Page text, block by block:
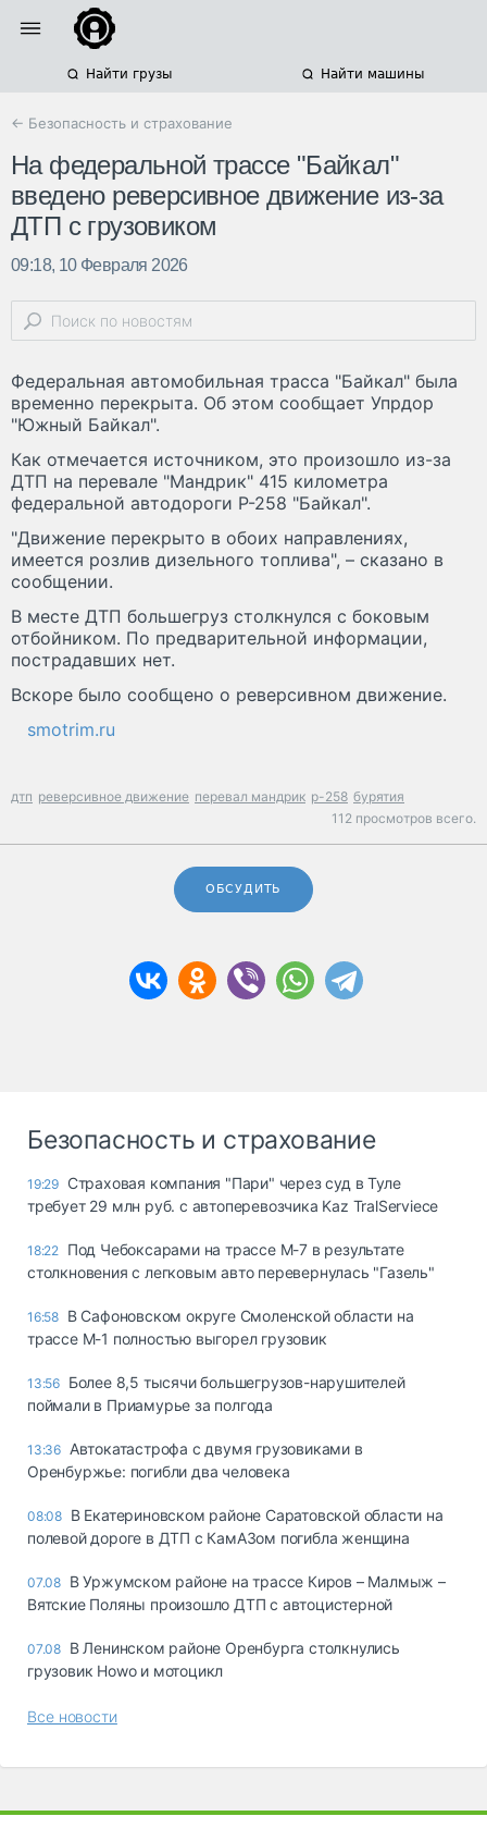
Найти грузы Найти машины
← Безопасность и страхование
На федеральной трассе "Байкал"
введено реверсивное движение из-за
ДТП с грузовиком
09:18, 10 Февраля 2026
Федеральная автомобильная трасса "Байкал" была
временно перекрыта. Об этом сообщает Упрдор
"Южный Байкал".
Как отмечается источником, это произошло из-за
ДТП на перевале "Мандрик" 415 километра
федеральной автодороги Р-258 "Байкал".
"Движение перекрыто в обоих направлениях,
имеется розлив дизельного топлива", – сказано в
сообщении.
В месте ДТП большегруз столкнулся с боковым
отбойником. По предварительной информации,
пострадавших нет.
Вскоре было сообщено о реверсивном движение.
smotrim.ru
дтп реверсивное движение перевал мандрик р-258 бурятия
112 просмотров всего.
ОБСУДИТЬ
Безопасность и страхование
19:29 Страховая компания "Пари" через суд в Туле
требует 29 млн руб. с автоперевозчика Kaz TralServiece
18:22 Под Чебоксарами на трассе М-7 в результате
столкновения с легковым авто перевернулась "Газель"
16:58 В Сафоновском округе Смоленской области на
трассе М-1 полностью выгорел грузовик
13:56 Более 8,5 тысячи большегрузов-нарушителей
поймали в Приамурье за полгода
13:36 Автокатастрофа с двумя грузовиками в
Оренбуржье: погибли два человека
08:08 В Екатериновском районе Саратовской области на
полевой дороге в ДТП с КамАЗом погибла женщина
07.08 В Уржумском районе на трассе Киров – Малмыж –
Вятские Поляны произошло ДТП с автоцистерной
07.08 В Ленинском районе Оренбурга столкнулись
грузовик Howo и мотоцикл
Все новости